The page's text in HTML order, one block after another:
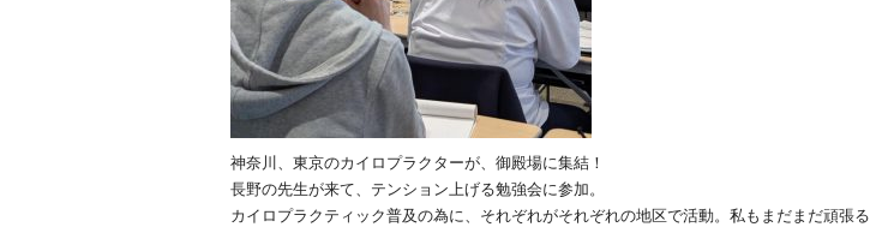
神奈川、東京のカイロプラクターが、御殿場に集結！
長野の先生が来て、テンション上げる勉強会に参加。
カイロプラクティック普及の為に、それぞれがそれぞれの地区で活動。私もまだまだ頑張る